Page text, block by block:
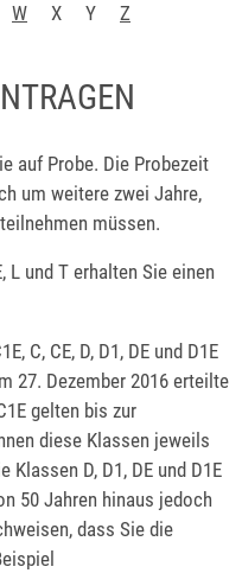
W X Y Z
auf Probe. Die Probezeit
um weitere zwei Jahre,
müssen.
L und T erhalten Sie einen
C, CE, D, D1, DE und D1E
27. Dezember 2016 erteilte
gelten bis zur
diese Klassen jeweils
Klassen D, D1, DE und D1E
50 Jahren hinaus jedoch
dass Sie die